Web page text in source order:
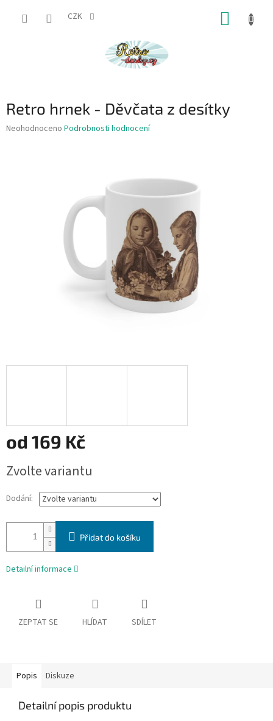
CZK
Retro hrnek - Děvčata z desítky
Průměrné
Neohodnoceno Podrobnosti hodnocení
od 169 Kč
cena:
Zvolte variantu
Dodání:
Přidat do košíku
Detailní informace
ZEPTAT SE HLÍDAT SDÍLET
Popis Diskuze
Detailní popis produktu